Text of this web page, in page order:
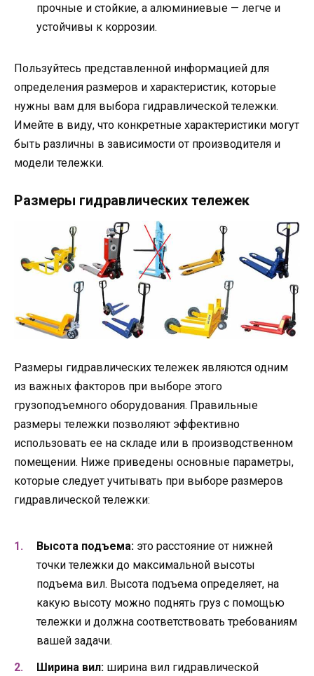
прочные и стойкие, а алюминиевые — легче и
устойчивы к коррозии.
Пользуйтесь представленной информацией для
определения размеров и характеристик, которые
нужны вам для выбора гидравлической тележки.
Имейте в виду, что конкретные характеристики могут
быть различны в зависимости от производителя и
модели тележки.
Размеры гидравлических тележек
Размеры гидравлических тележек являются одним
из важных факторов при выборе этого
грузоподъемного оборудования. Правильные
размеры тележки позволяют эффективно
использовать ее на складе или в производственном
помещении. Ниже приведены основные параметры,
которые следует учитывать при выборе размеров
гидравлической тележки:
Высота подъема: это расстояние от нижней
точки тележки до максимальной высоты
подъема вил. Высота подъема определяет, на
какую высоту можно поднять груз с помощью
тележки и должна соответствовать требованиям
вашей задачи.
Ширина вил: ширина вил гидравлической